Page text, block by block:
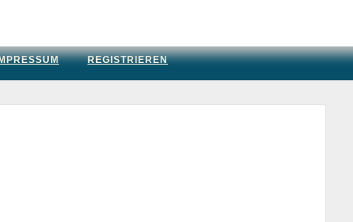
REGISTRIEREN